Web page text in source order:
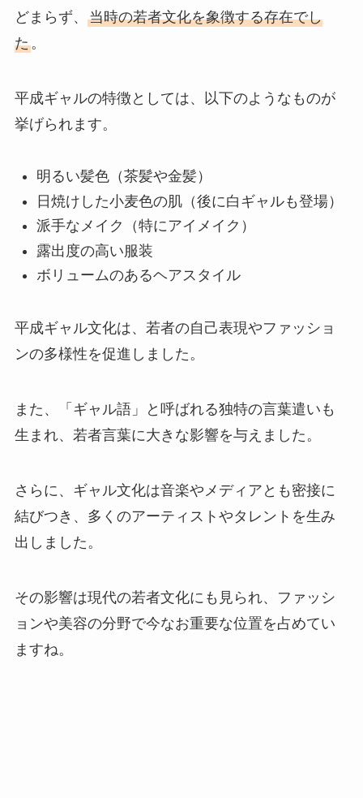
どまらず、 当時の若者文化を象徴する存在でし
た。
平成ギャルの特徴としては、以下のようなものが
挙げられます。
明るい髪色（茶髪や金髪）
日焼けした小麦色の肌（後に白ギャルも登場）
派手なメイク（特にアイメイク）
露出度の高い服装
ボリュームのあるヘアスタイル
平成ギャル文化は、若者の自己表現やファッショ
ンの多様性を促進しました。
また、「ギャル語」と呼ばれる独特の言葉遣いも
生まれ、若者言葉に大きな影響を与えました。
さらに、ギャル文化は音楽やメディアとも密接に
結びつき、多くのアーティストやタレントを生み
出しました。
その影響は現代の若者文化にも見られ、ファッシ
ョンや美容の分野で今なお重要な位置を占めてい
ますね。